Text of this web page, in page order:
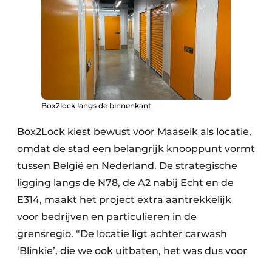
Box2lock langs de binnenkant
Box2Lock kiest bewust voor Maaseik als locatie,
omdat de stad een belangrijk knooppunt vormt
tussen België en Nederland. De strategische
ligging langs de N78, de A2 nabij Echt en de
E314, maakt het project extra aantrekkelijk
voor bedrijven en particulieren in de
grensregio. “De locatie ligt achter carwash
‘Blinkie’, die we ook uitbaten, het was dus voor